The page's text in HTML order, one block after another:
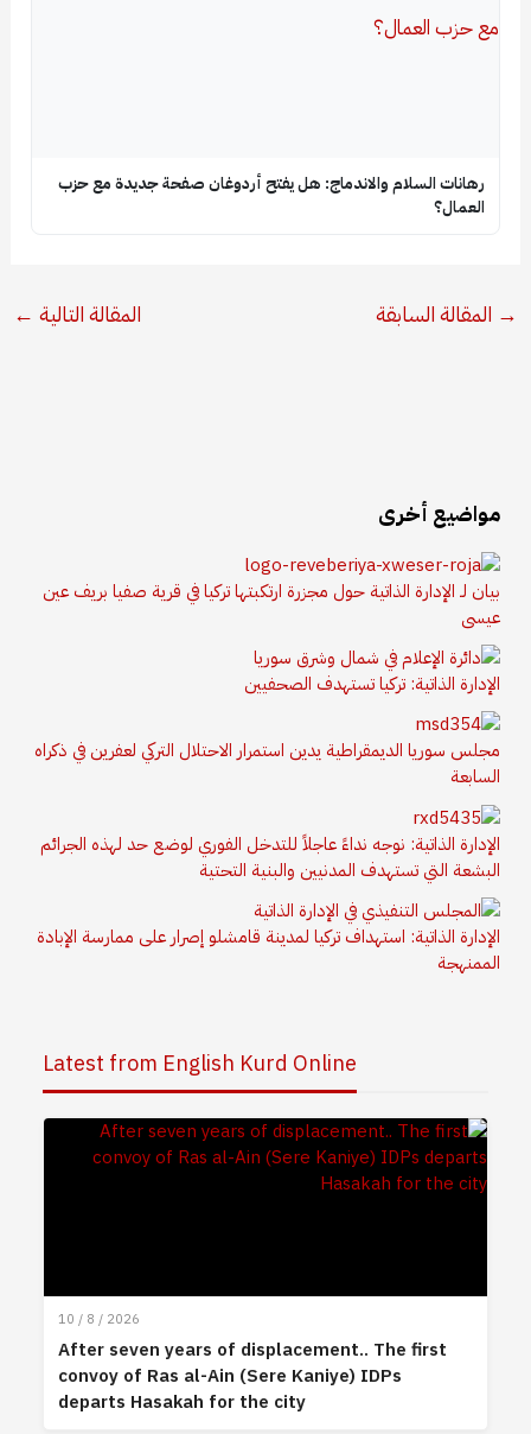
رهانات السلام والاندماج: هل يفتح أردوغان صفحة جديدة مع حزب
العمال؟
→المقالة السابقة المقالة التالية←
مواضيع أخرى
بيان لـ الإدارة الذاتية حول مجزرة ارتكبتها تركيا في قرية صفيا بريف عين
عيسى
الإدارة الذاتية: تركيا تستهدف الصحفيين
مجلس سوريا الديمقراطية يدين استمرار الاحتلال التركي لعفرين في ذكراه
السابعة
الإدارة الذاتية: نوجه نداءً عاجلاً للتدخل الفوري لوضع حد لهذه الجرائم
البشعة التي تستهدف المدنيين والبنية التحتية
الإدارة الذاتية: استهداف تركيا لمدينة قامشلو إصرار على ممارسة الإبادة
الممنهجة
Latest from English Kurd Online
10 / 8 / 2026
After seven years of displacement.. The first
convoy of Ras al-Ain (Sere Kaniye) IDPs
departs Hasakah for the city